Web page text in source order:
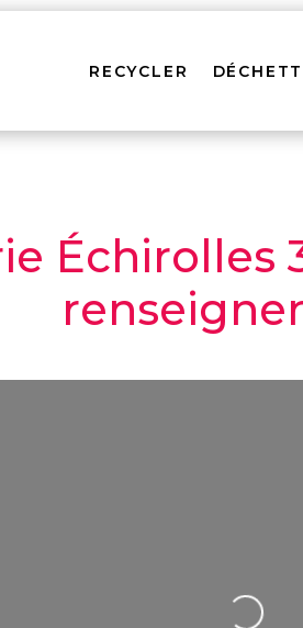
RECYCLER
Échirolles
Loading...